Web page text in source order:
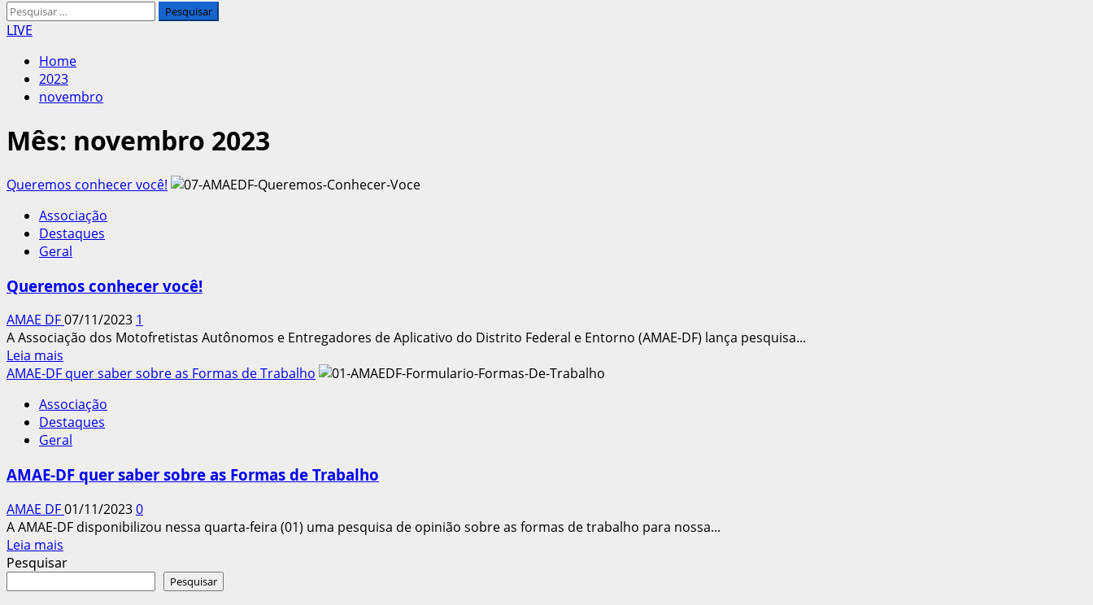
Pesquisar
por:
LIVE
Home
2023
novembro
Mês: novembro 2023
Queremos conhecer você!
Associação
Destaques
Geral
Queremos conhecer você!
AMAE DF07/11/2023 1
A Associação dos Motofretistas Autônomos e Entregadores de Aplicativo do Distrito Federal e Entorno (AMAE-DF) lança pesquisa...
Leia mais
more
Queremos
conhecer
você!
AMAE-DF quer saber sobre as Formas de Trabalho
Associação
Destaques
Geral
AMAE-DF quer saber sobre as Formas de Trabalho
AMAE DF01/11/20230
A AMAE-DF disponibilizou nessa quarta-feira (01) uma pesquisa de opinião sobre as formas de trabalho para nossa...
Leia mais
more
Pesquisar
Pesquisar